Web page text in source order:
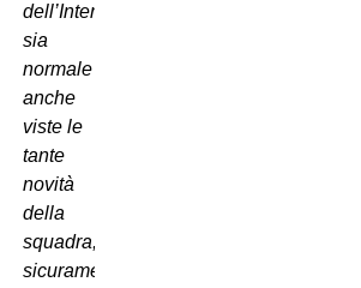
dell’Inter
sia
normale
anche
viste le
tante
novità
della
squadra,
sicuramente